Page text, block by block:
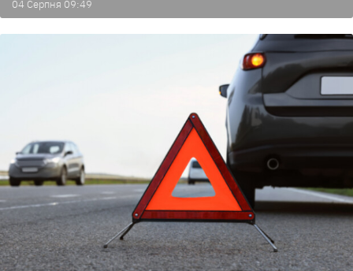
04 Серпня 09:49